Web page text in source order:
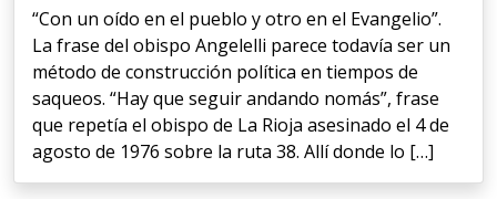
“Con un oído en el pueblo y otro en el Evangelio”.
La frase del obispo Angelelli parece todavía ser un
método de construcción política en tiempos de
saqueos. “Hay que seguir andando nomás”, frase
que repetía el obispo de La Rioja asesinado el 4 de
agosto de 1976 sobre la ruta 38. Allí donde lo […]